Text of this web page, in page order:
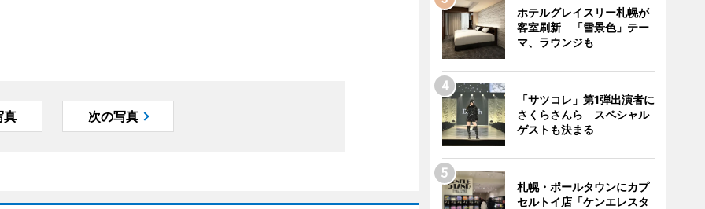
真 次の写真
ホテルグレイスリー札幌が
客室刷新 「雪景色」テー
マ、ラウンジも
「サツコレ」第1弾出演者に
さくらさんら スペシャル
ゲストも決まる
札幌・ポールタウンにカプ
セルトイ店「ケンエレスタ